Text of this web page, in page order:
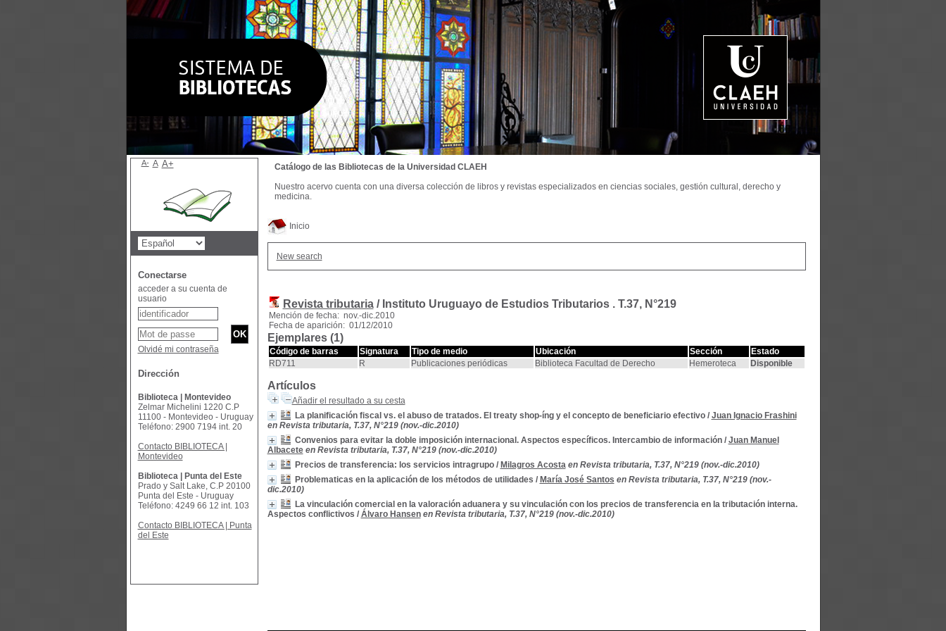
Inicio
New search
Revista tributaria/ Instituto Uruguayo de Estudios Tributarios . T.37, N°219
Mención de fecha: nov.-dic.2010
Fecha de aparición: 01/12/2010
Ejemplares (1)
Código de barras Signatura Tipo de medio Ubicación Sección
Estado
RD711
R Publicaciones periódicas Biblioteca Facultad de Derecho Hemeroteca Disponible
Artículos
Añadir el resultado a su cesta
La planificación fiscal vs. el abuso de tratados. El treaty shop-íng y el concepto de beneficiario efectivo/ Juan Ignacio Frashini
en Revista tributaria, T.37, N°219 (nov.-dic.2010)
Convenios para evitar la doble imposición internacional. Aspectos específicos. Intercambio de información/ Juan Manuel
Albacete en Revista tributaria, T.37, N°219 (nov.-dic.2010)
Precios de transferencia: los servicios intragrupo/ Milagros Acosta en Revista tributaria, T.37, N°219 (nov.-dic.2010)
Problematicas en la aplicación de los métodos de utilidades / María José Santos en Revista tributaria, T.37, N°219 (nov.-
dic.2010)
La vinculación comercial en la valoración aduanera y su vinculación con los precios de transferencia en la tributación interna.
Aspectos conflictivos / Álvaro Hansen en Revista tributaria, T.37, N°219 (nov.-dic.2010)
Catálogo de las Bibliotecas de la Universidad CLAEH
Nuestro acervo cuenta con una diversa colección de libros y revistas especializados en ciencias sociales, gestión cultural, derecho y
medicina.
A- A A+
Conectarse
acceder a su cuenta de
usuario
Olvidé mi contraseña
Dirección
Biblioteca | Montevideo
Zelmar Michelini 1220 C.P
11100 - Montevideo - Uruguay
Teléfono: 2900 7194 int. 20
Contacto BIBLIOTECA |
Montevideo
Biblioteca | Punta del Este
Prado y Salt Lake, C.P 20100
Punta del Este - Uruguay
Teléfono: 4249 66 12 int. 103
Contacto BIBLIOTECA | Punta
del Este